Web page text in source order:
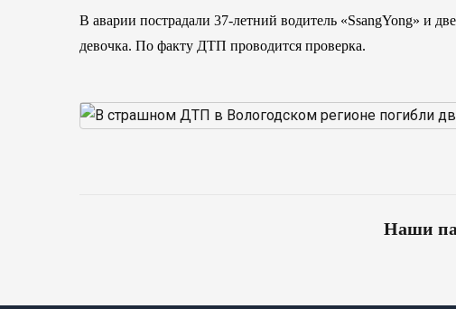
В аварии пострадали 37-летний водитель «SsangYong» и
девочка. По факту ДТП проводится проверка.
Наши